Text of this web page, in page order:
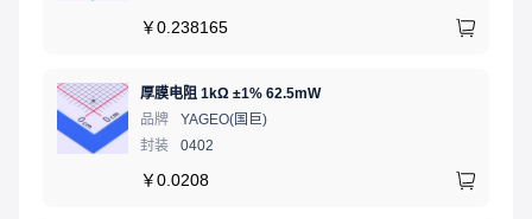
￥0.238165
厚膜电阻 1kΩ ±1% 62.5mW
品牌
YAGEO(国巨)
封装
0402
￥0.0208